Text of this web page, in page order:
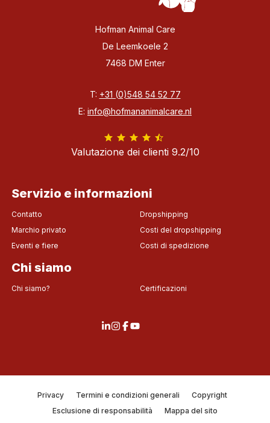
Hofman Animal Care
De Leemkoele 2
7468 DM Enter
T: +31 (0)548 54 52 77
E: info@hofmananimalcare.nl
Valutazione dei clienti 9.2/10
Servizio e informazioni
Contatto
Marchio privato
Eventi e fiere
Dropshipping
Costi del dropshipping
Costi di spedizione
Chi siamo
Chi siamo? Certificazioni
Privacy Termini e condizioni generali
Copyright
Esclusione di responsabilità
Mappa del sito